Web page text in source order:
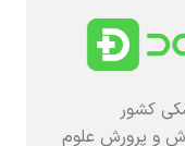
کشور
و پرورش علوم